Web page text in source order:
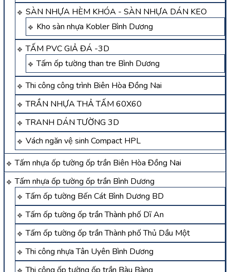
SÀN NHỰA HÈM KHÓA - SÀN NHỰA DÁN KEO
Kho sàn nhựa Kobler Bình Dương
TẤM PVC GIẢ ĐÁ -3D
Tấm ốp tường than tre Bình Dương
Thi công công trình Biên Hòa Đồng Nai
TRẦN NHỰA THẢ TẤM 60X60
TRANH DÁN TƯỜNG 3D
Vách ngăn vệ sinh Compact HPL
Tấm nhựa ốp tường ốp trần Biên Hòa Đồng Nai
Tấm nhựa ốp tường ốp trần Bình Dương
Tấm ốp tường Bến Cát Bình Dương BD
Tấm ốp tường ốp trần Thành phố Dĩ An
Tấm ốp tường ốp trần Thành phố Thủ Dầu Một
Thi công nhựa Tân Uyên Bình Dương